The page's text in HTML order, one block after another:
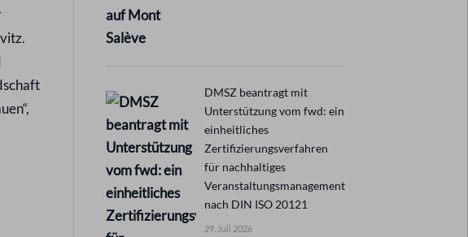
DMSZ beantragt mit
Unterstützung vom fwd: ein
einheitliches
Zertifizierungsverfahren
für nachhaltiges
Veranstaltungsmanagement
nach DIN ISO 20121
29. Juli 2026